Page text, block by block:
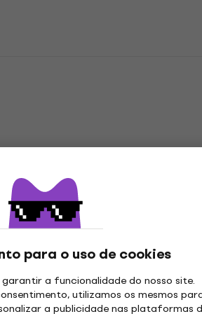
para o uso de cookies
a funcionalidade do nosso site.
utilizamos os mesmos
a publicidade nas plataformas
Ano de lançamento